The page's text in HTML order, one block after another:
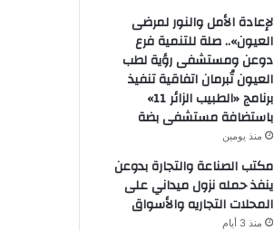
لإعادة الأمل والنور لمرضى
العيون».. صلة للتنمية فرع
دوعن ومستشفى رؤية لطب
العيون تُبرمان اتفاقية تنفيذ
برنامج «الطبيب الزائر 11»
باستضافة مستشفى بضة
منذ يومين
مكتب الصناعة والتجارة بدوعن
ينفذ حمله نزول ميداني على
المحلات التجاريه والأسواق
منذ 3 أيام